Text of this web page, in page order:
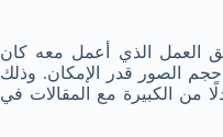
العمل الذي أعمل معه كان
الصور قدر الإمكان. وذلك
من الكبيرة مع المقالات في